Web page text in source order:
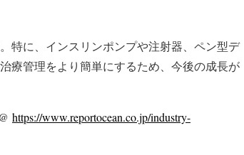
特に、インスリンポンプや注射器、ペン型デ
療管理をより簡単にするため、今後の成長が
https://www.reportocean.co.jp/industry-